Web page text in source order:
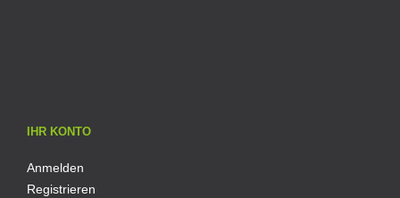
IHR KONTO
Anmelden
Registrieren